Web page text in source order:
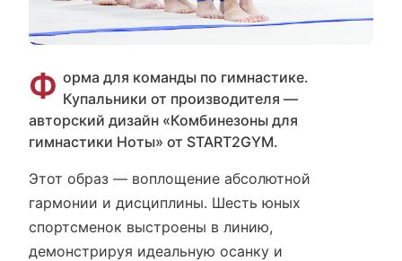
Ф орма для команды по гимнастике.
Купальники от производителя —
авторский дизайн «Комбинезоны для
гимнастики Нoты» от START2GYM.
Этот образ — воплощение абсолютной
гармонии и дисциплины. Шесть юных
спортсменок выстроены в линию,
демонстрируя идеальную осанку и